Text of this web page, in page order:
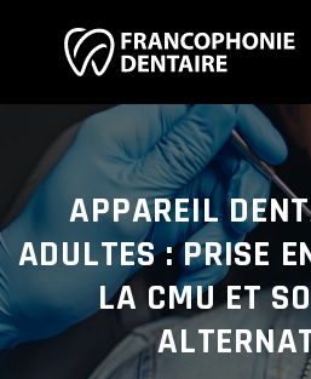
APPAREIL
ADULTES : PRISE
LA CMU ET